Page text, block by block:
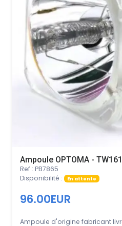
Ampoule OPTOMA -
Ref : PB7865
Disponibilité :
En attente
96.00EUR
Ampoule d'origine fabricant